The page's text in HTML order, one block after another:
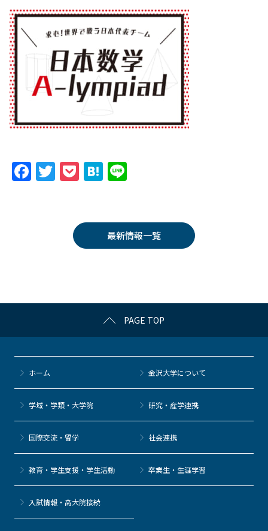
F
k
T
er
P
k
et
H
n
a
最新情報一覧
PAGE TOP
ホーム 金沢大学について
学域・学類・大学院 研究・産学連携
国際交流・留学 社会連携
教育・学生支援・学生活動 卒業生・生涯学習
⼊試情報・高大院接続